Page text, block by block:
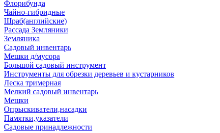
Флорибунда
Чайно-гибридные
Шраб(английские)
Рассада Земляники
Земляника
Садовый инвентарь
Мешки д/мусора
Большой садовый инструмент
Инструменты для обрезки деревьев и кустарников
Леска тримерная
Мелкий садовый инвентарь
Мешки
Опрыскиватели,насадки
Памятки,указатели
Садовые принадлежности